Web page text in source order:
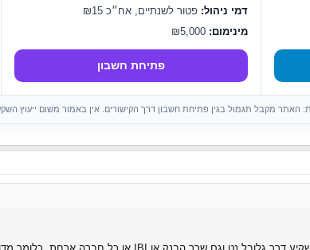
דמי ניהול: פטור לשנתיים, אח״כ ₪15
מינימום:
פתיחת חשבון
האתר מקבל תגמול בגין פתיחת חשבון דרך הקישורים. אין באמור משום ייעוץ